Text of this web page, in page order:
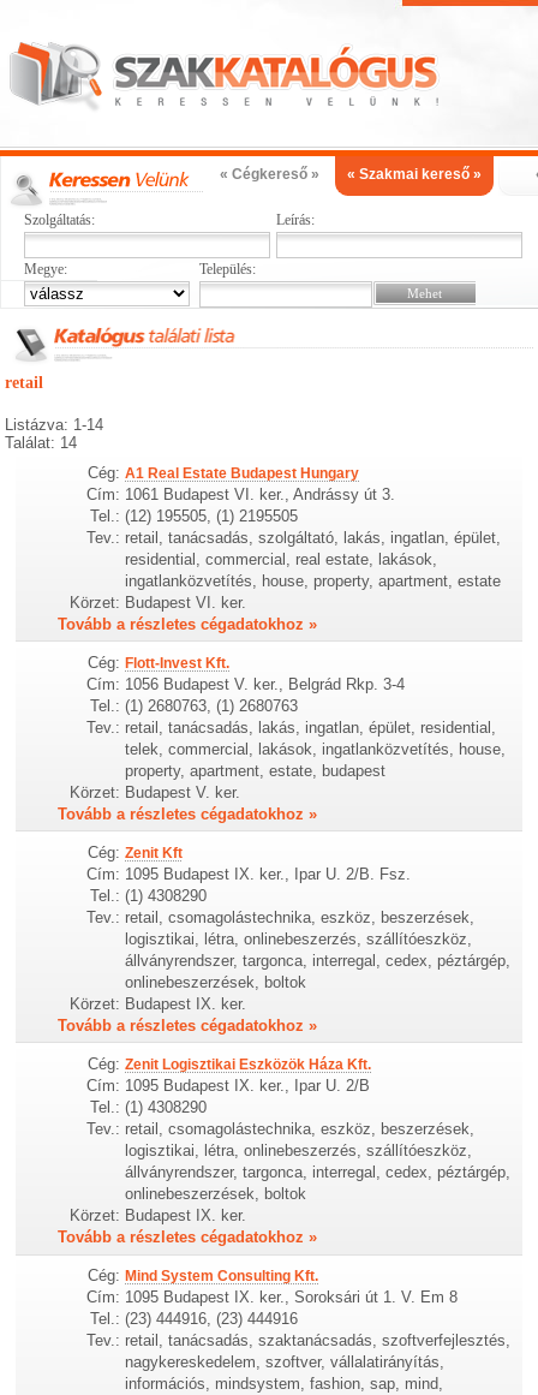
« Cégkereső » « Szakmai kereső »
Szolgáltatás: Leírás:
Megye: Település:
retail
Listázva: 1-14
Találat: 14
Cég: A1 Real Estate Budapest Hungary
Cím: 1061 Budapest VI. ker., Andrássy út 3.
Tel.: (12) 195505, (1) 2195505
Tev.: retail, tanácsadás, szolgáltató, lakás, ingatlan, épület,
residential, commercial, real estate, lakások,
ingatlanközvetítés, house, property, apartment, estate
Körzet: Budapest VI. ker.
Tovább a részletes cégadatokhoz »
Cég: Flott-Invest Kft.
Cím: 1056 Budapest V. ker., Belgrád Rkp. 3-4
Tel.: (1) 2680763, (1) 2680763
Tev.: retail, tanácsadás, lakás, ingatlan, épület, residential,
telek, commercial, lakások, ingatlanközvetítés, house,
property, apartment, estate, budapest
Körzet: Budapest V. ker.
Tovább a részletes cégadatokhoz »
Cég: Zenit Kft
Cím: 1095 Budapest IX. ker., Ipar U. 2/B. Fsz.
Tel.: (1) 4308290
Tev.: retail, csomagolástechnika, eszköz, beszerzések,
logisztikai, létra, onlinebeszerzés, szállítóeszköz,
állványrendszer, targonca, interregal, cedex, péztárgép,
onlinebeszerzések, boltok
Körzet: Budapest IX. ker.
Tovább a részletes cégadatokhoz »
Cég: Zenit Logisztikai Eszközök Háza Kft.
Cím: 1095 Budapest IX. ker., Ipar U. 2/B
Tel.: (1) 4308290
Tev.: retail, csomagolástechnika, eszköz, beszerzések,
logisztikai, létra, onlinebeszerzés, szállítóeszköz,
állványrendszer, targonca, interregal, cedex, péztárgép,
onlinebeszerzések, boltok
Körzet: Budapest IX. ker.
Tovább a részletes cégadatokhoz »
Cég: Mind System Consulting Kft.
Cím: 1095 Budapest IX. ker., Soroksári út 1. V. Em 8
Tel.: (23) 444916, (23) 444916
Tev.: retail, tanácsadás, szaktanácsadás, szoftverfejlesztés,
nagykereskedelem, szoftver, vállalatirányítás,
információs, mindsystem, fashion, sap, mind,